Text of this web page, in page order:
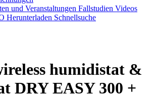
und Veranstaltungen Fallstudien Videos
Herunterladen Schnellsuche
humidistat &
DRY EASY 300 +